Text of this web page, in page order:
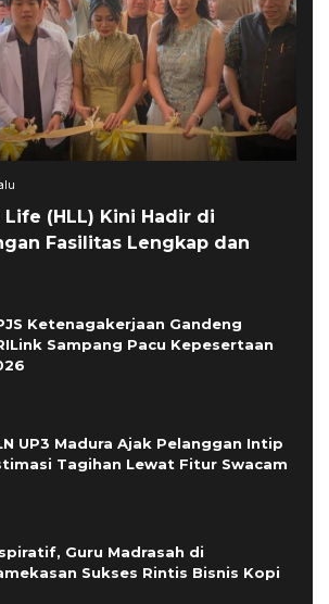
(HLL) Kini Hadir di
Fasilitas Lengkap dan
Ketenagakerjaan Gandeng
Sampang Pacu Kepesertaan
UP3 Madura Ajak Pelanggan Intip
Tagihan Lewat Fitur Swacam
Guru Madrasah di
Sukses Rintis Bisnis Kopi